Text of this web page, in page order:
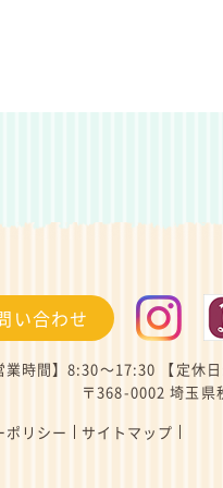
い合わせ
業時間】8:30～17:30
【定休
〒368-0002 埼玉県
ポリシー
サイトマップ